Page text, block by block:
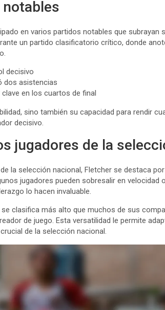
en varios partidos notables que subrayan
un partido clasificatorio crítico, donde
decisivo
dos asistencias
en los cuartos de final
sino también su capacidad para rendir
decisivo.
jugadores de la
la selección nacional, Fletcher se destaca
jugadores pueden sobresalir en velocidad
lo hacen invaluable.
clasifica más alto que muchos de sus
de juego. Esta versatilidad le permite
de la selección nacional.